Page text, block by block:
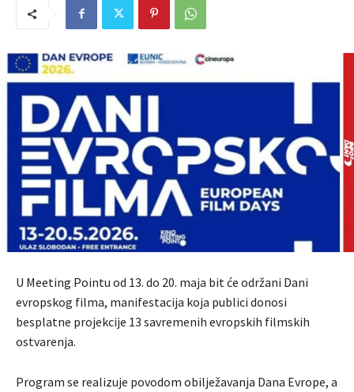
U Meeting Pointu od 13. do 20. maja bit će održani Dani
evropskog filma, manifestacija koja publici donosi
besplatne projekcije 13 savremenih evropskih filmskih
ostvarenja.
Program se realizuje povodom obilježavanja Dana Evrope, a